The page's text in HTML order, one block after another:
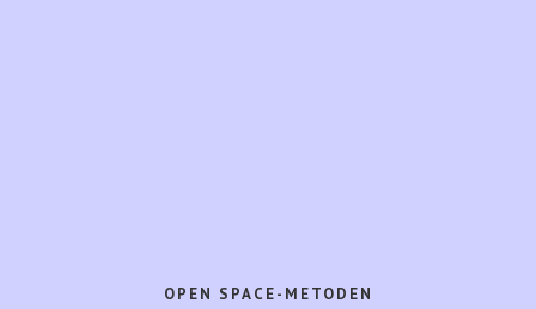
ConsultingOPEN SPACE-METODEN